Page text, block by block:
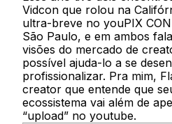
Vidcon que rolou na
ultra-breve no youPIX
São Paulo, e em ambos
visões do mercado de
possível ajuda-lo a se
profissionalizar. Pra mim,
creator que entende que
ecossistema vai além de
“upload” no youtube.